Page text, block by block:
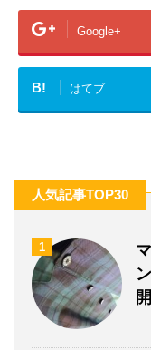
Google+
B! はてブ
人気記事TOP30
1